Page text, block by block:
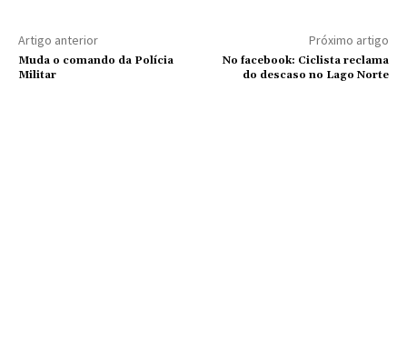
Artigo anterior
Muda o comando da Polícia
Militar
Próximo artigo
No facebook: Ciclista reclama
do descaso no Lago Norte